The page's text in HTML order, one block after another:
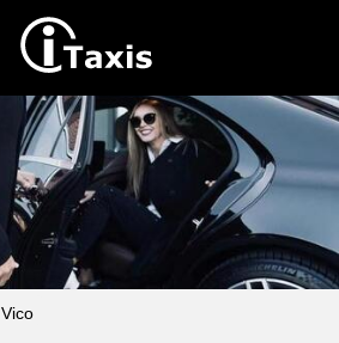
Recherche
Calcul de tarif
Taxis conventionnés
Espace pro
Vico